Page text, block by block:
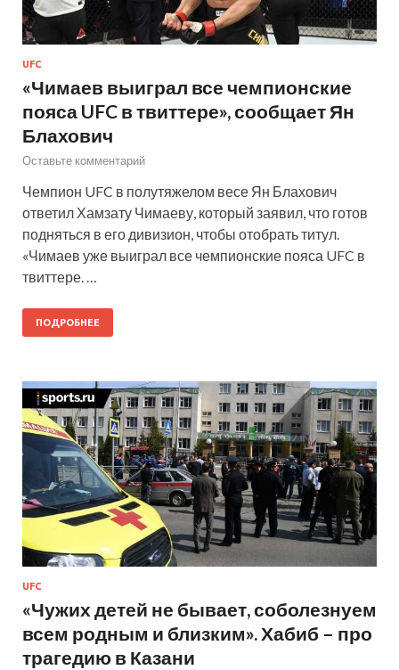
UFC
«Чимаев выиграл все чемпионские
пояса UFC в твиттере», сообщает Ян
Блахович
Оставьте комментарий
Чемпион UFC в полутяжелом весе Ян Блахович
ответил Хамзату Чимаеву, который заявил, что готов
подняться в его дивизион, чтобы отобрать титул.
«Чимаев уже выиграл все чемпионские пояса UFC в
твиттере. …
ПОДРОБНЕЕ
UFC
«Чужих детей не бывает, соболезнуем
всем родным и близким». Хабиб – про
трагедию в Казани